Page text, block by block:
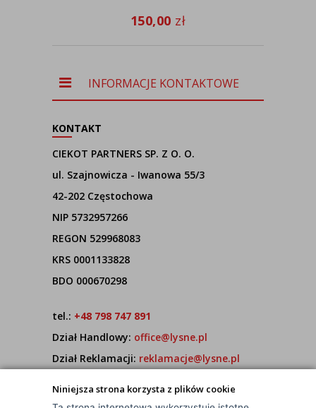
Niniejsza strona korzysta z plików cookie
150,00 zł
INFORMACJE KONTAKTOWE
KONTAKT
CIEKOT PARTNERS SP. Z O. O.
ul. Szajnowicza - Iwanowa 55/3
42-202 Częstochowa
NIP 5732957266
REGON 529968083
KRS 0001133828
BDO 000670298
tel.: +48 798 747 891
Dział Handlowy: office@lysne.pl
Dział Reklamacji: reklamacje@lysne.pl
7:00 - 15:00